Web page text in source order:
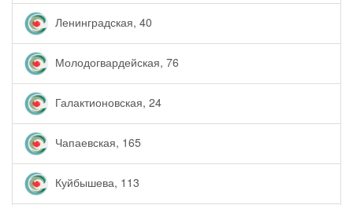
Ленинградская, 40
Молодогвардейская, 76
Галактионовская, 24
Чапаевская, 165
Куйбышева, 113